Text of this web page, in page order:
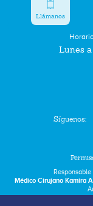
Síguenos:
Lunes
Llámanos
Responsable
Médico Cirujano Kamira